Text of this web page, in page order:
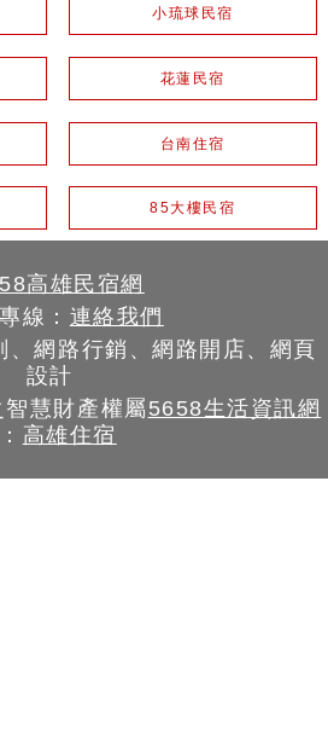
小琉球民宿
花蓮民宿
台南住宿
85大樓民宿
高雄民宿網
線： 連絡我們
、網路行銷、網路開店、網頁
設計
慧財產權屬5658生活資訊網
： 高雄住宿